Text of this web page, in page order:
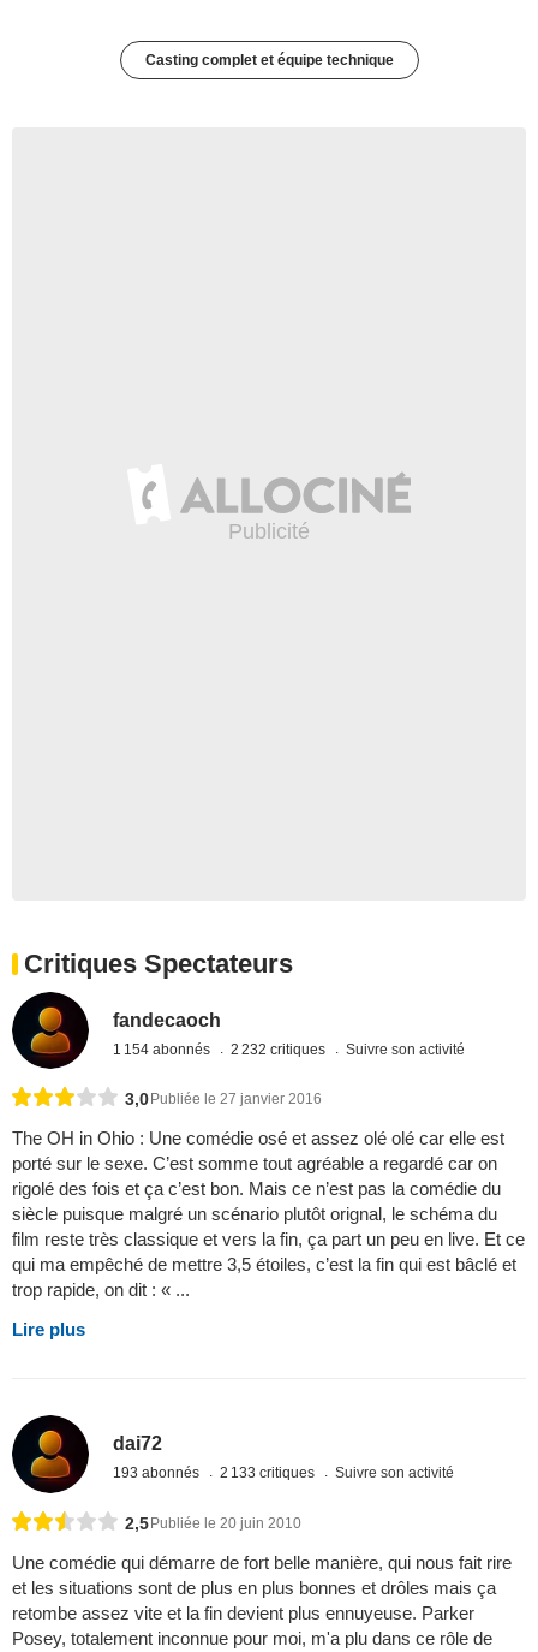
Casting complet et équipe technique
Critiques Spectateurs
fandecaoch
1 154 abonnés 2 232 critiques Suivre son activité
3,0 Publiée le 27 janvier 2016
The OH in Ohio : Une comédie osé et assez olé olé car elle est
porté sur le sexe. C’est somme tout agréable a regardé car on
rigolé des fois et ça c’est bon. Mais ce n’est pas la comédie du
siècle puisque malgré un scénario plutôt orignal, le schéma du
film reste très classique et vers la fin, ça part un peu en live. Et ce
qui ma empêché de mettre 3,5 étoiles, c’est la fin qui est bâclé et
trop rapide, on dit : « ...
Lire plus
dai72
193 abonnés 2 133 critiques Suivre son activité
2,5Publiée le 20 juin 2010
Une comédie qui démarre de fort belle manière, qui nous fait rire
et les situations sont de plus en plus bonnes et drôles mais ça
retombe assez vite et la fin devient plus ennuyeuse. Parker
Posey, totalement inconnue pour moi, m'a plu dans ce rôle de